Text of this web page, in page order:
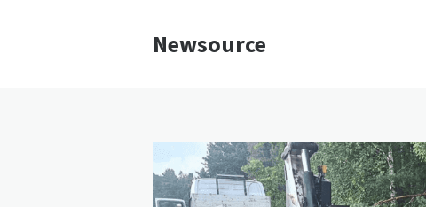
Newsource